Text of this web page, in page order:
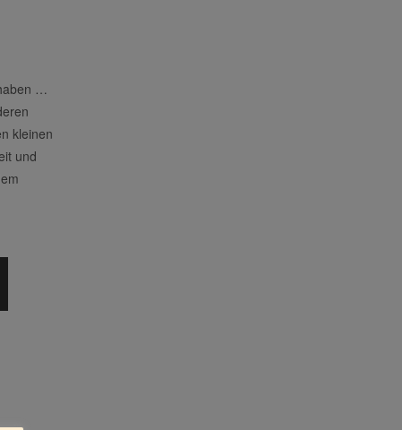
…
kleinen
und